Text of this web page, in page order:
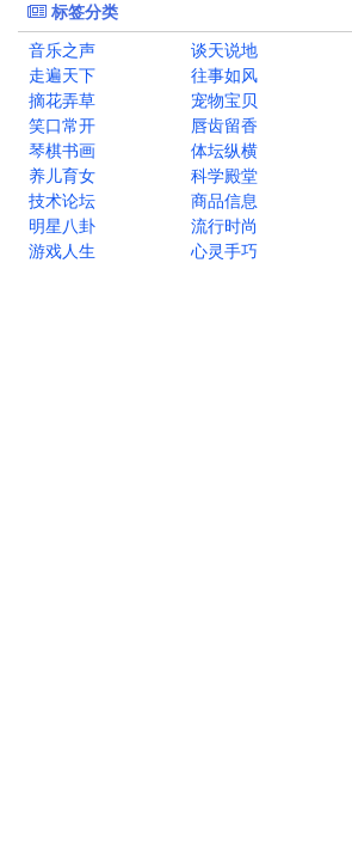
标签分类
音乐之声
谈天说地
走遍天下
往事如风
摘花弄草
宠物宝贝
笑口常开
唇齿留香
琴棋书画
体坛纵横
养儿育女
科学殿堂
技术论坛
商品信息
明星八卦
流行时尚
游戏人生
心灵手巧